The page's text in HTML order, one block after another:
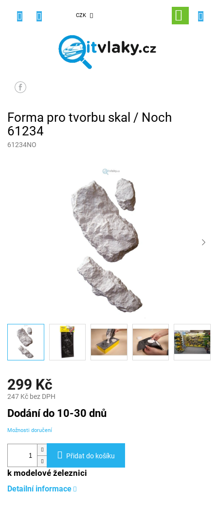
CZK
NÁKUPNÍ
KOŠÍK
Forma pro tvorbu skal / Noch
61234
61234NO
299 Kč
247 Kč bez DPH
Měrná
cena:
Dodání do 10-30 dnů
Možnosti doručení
Přidat do košíku
k modelové železnici
Detailní informace